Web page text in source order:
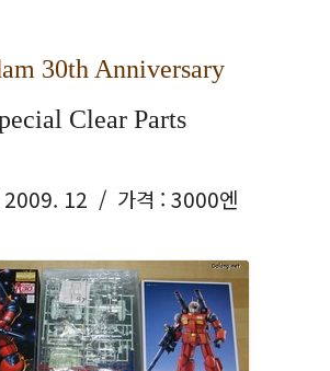
30th Anniversary
Clear Parts
2009. 12 / 가격 : 3000엔